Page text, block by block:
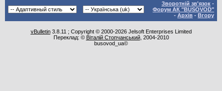
Зворотній зв'язок -
Форум АК "BUSOVOD"
- Архів - Вгору
vBulletin3.8.11 ; Copyright © 2000-2026 Jelsoft Enterprises Limited
Переклад: © Віталій Стопчанський, 2004-2010
busovod_ua©